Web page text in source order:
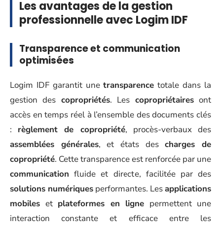
Les avantages de la gestion
professionnelle avec Logim IDF
Transparence et communication
optimisées
Logim IDF garantit unetransparence totale dans la
gestion des copropriétés. Les copropriétairesont
accès en temps réel à l’ensemble des documents clés
: règlement de copropriété, procès-verbaux des
assemblées générales, et états descharges de
copropriété. Cette transparence est renforcée par une
communication fluide et directe, facilitée par des
solutions numériques performantes. Lesapplications
mobiles et plateformes en ligne permettent une
interaction constante et efficace entre les